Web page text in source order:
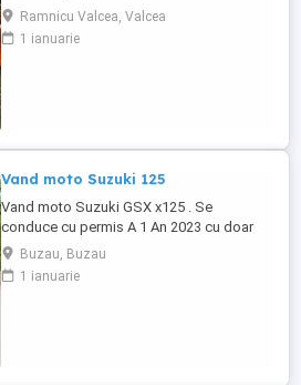
ideală pentru începători sau pentru oraș.
Fără daune, lovituri!
Ramnicu Valcea, Valcea
1 ianuarie
Vand moto Suzuki 125
Vand moto Suzuki GSX x125 . Se
conduce cu permis A 1 An 2023 cu doar
5000km Stare impecabila , fara cazaturi
ITP valabil pana in noiembrie 2027 Revizii
si schimb de ulei in service autorizat
Buzau, Buzau
1 ianuarie